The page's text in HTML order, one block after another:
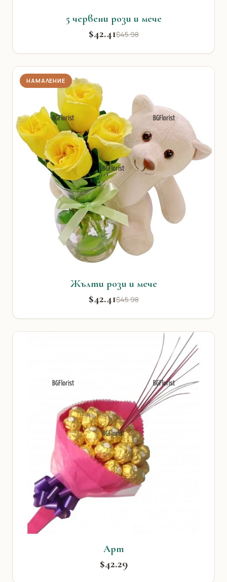
5 червени рози и мече
$42.41$45.98
НАМАЛЕНИЕ
Жълти рози и мече
$42.41$45.98
Арт
$42.29